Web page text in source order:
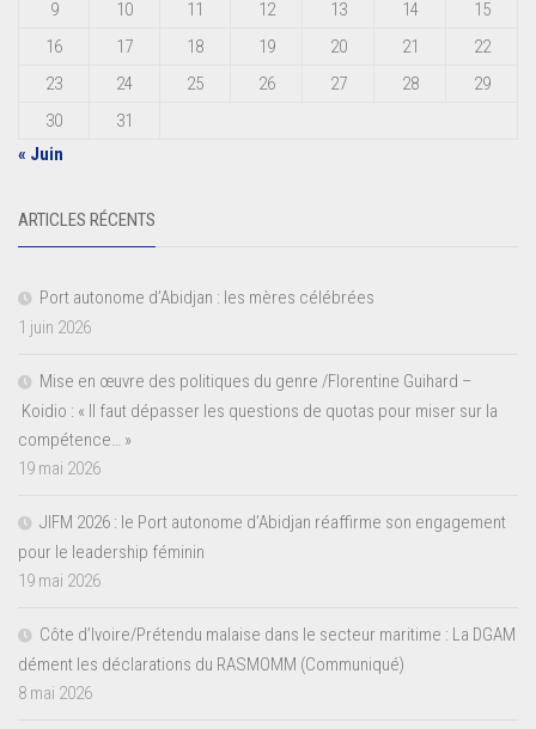
9
10 11 12 13 14
15
16
17 18 19 20 21
22
23
24 25 26 27 28
29
30
31
« Juin
ARTICLES RÉCENTS
Port autonome d’Abidjan : les mères célébrées
1 juin 2026
Mise en œuvre des politiques du genre /Florentine Guihard –
Koidio : « Il faut dépasser les questions de quotas pour miser sur la
compétence… »
19 mai 2026
JIFM 2026 : le Port autonome d’Abidjan réaffirme son engagement
pour le leadership féminin
19 mai 2026
Côte d’Ivoire/Prétendu malaise dans le secteur maritime : La DGAM
dément les déclarations du RASMOMM (Communiqué)
8 mai 2026